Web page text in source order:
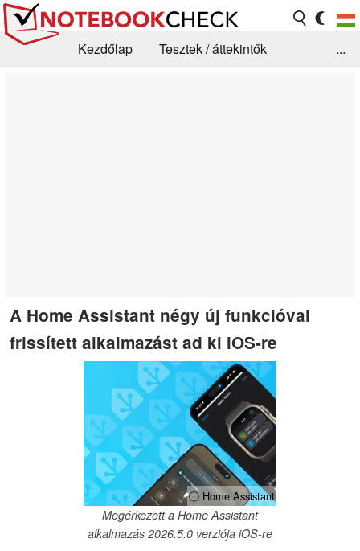
Kezdőlap
Tesztek / áttekintők
...
A Home Assistant négy új funkcióval
frissített alkalmazást ad ki iOS-re
ⓘ Home Assistant
Megérkezett a Home Assistant
alkalmazás 2026.5.0 verziója iOS-re